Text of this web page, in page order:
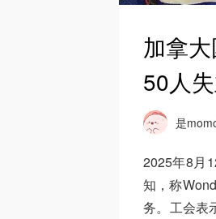
加拿
50人
是
2025年8月
知，称
务。工会表